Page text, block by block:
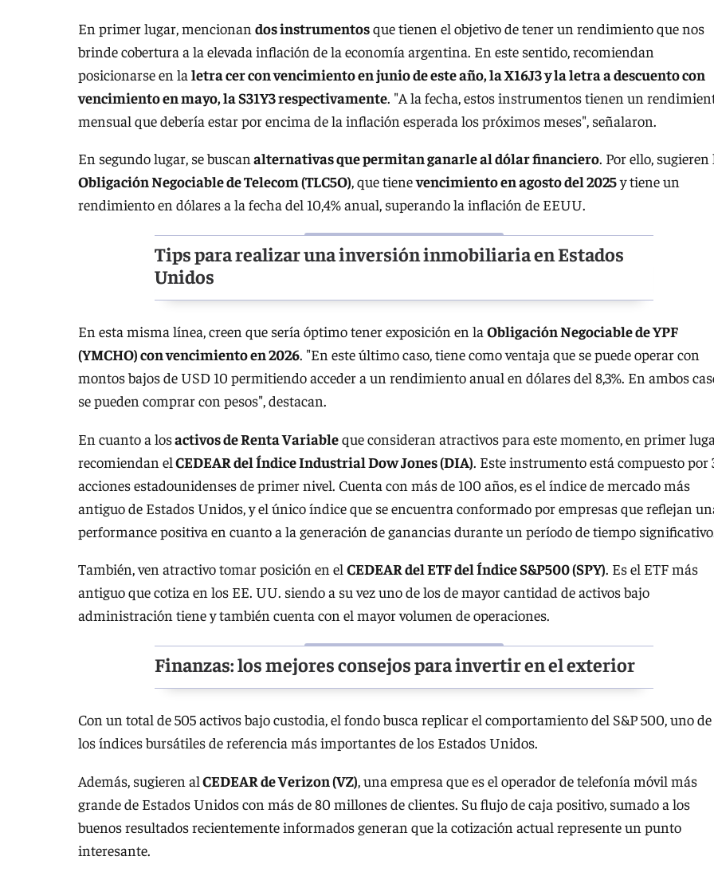
En primer lugar, mencionan dos instrumentosque tienen el objetivo de tener un rendimiento que nos
brinde cobertura a la elevada inflación de la economía argentina. En este sentido, recomiendan
posicionarse en la letra cer con vencimiento en junio de este año, la X16J3 y la letra a descuento con
vencimiento en mayo, la S31Y3 respectivamente. "A la fecha, estos instrumentos tienen un
mensual que debería estar por encima de la inflación esperada los próximos meses", señalaron.
En segundo lugar, se buscan alternativas que permitan ganarle al dólar financiero. Por ello, sugieren
Obligación Negociable de Telecom (TLC5O), que tienevencimiento en agosto del 2025y tiene un
rendimiento en dólares a la fecha del 10,4% anual, superando la inflación de EEUU.
Tips para realizar una inversión inmobiliaria en Estados
Unidos
En esta misma línea, creen que sería óptimo tener exposición en la Obligación Negociable de YPF
(YMCHO) con vencimiento en 2026. "En este último caso, tiene como ventaja que se puede operar con
montos bajos de USD 10 permitiendo acceder a un rendimiento anual en dólares del 8,3%. En ambos
se pueden comprar con pesos", destacan.
En cuanto a losactivos de Renta Variableque consideran atractivos para este momento, en primer
recomiendan elCEDEAR del Índice Industrial Dow Jones (DIA). Este instrumento está compuesto por
acciones estadounidenses de primer nivel. Cuenta con más de 100 años, es el índice de mercado más
antiguo de Estados Unidos, y el único índice que se encuentra conformado por empresas que reflejan
performance positiva en cuanto a la generación de ganancias durante un período de tiempo
También, ven atractivo tomar posición en el CEDEAR del ETF del Índice S&P500 (SPY). Es el ETF más
antiguo que cotiza en los EE. UU. siendo a su vez uno de los de mayor cantidad de activos bajo
administración tiene y también cuenta con el mayor volumen de operaciones.
Finanzas: los mejores consejos para invertir en el exterior
Con un total de 505 activos bajo custodia, el fondo busca replicar el comportamiento del S&P 500, uno de
los índices bursátiles de referencia más importantes de los Estados Unidos.
Además, sugieren alCEDEAR de Verizon (VZ), una empresa que es el operador de telefonía móvil más
grande de Estados Unidos con más de 80 millones de clientes. Su flujo de caja positivo, sumado a los
buenos resultados recientemente informados generan que la cotización actual represente un punto
interesante.